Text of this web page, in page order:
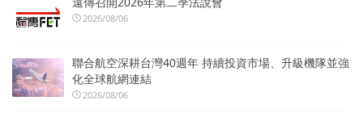
2026/08/06
聯合航空深耕台灣40週年 持續投資市場、升級機隊並強
化全球航網連結
2026/08/06